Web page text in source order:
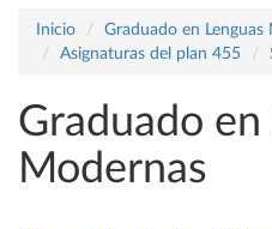
Inicio
Graduado en Lenguas
Asignaturas del plan 455
Graduado en
Modernas